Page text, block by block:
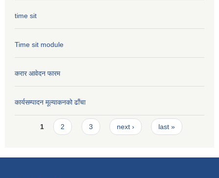
time sit
Time sit module
करार आवेदन फारम
कार्यसम्पादन मूल्या‌कनको ढाँचा
Pages
1 2 3 next › last »